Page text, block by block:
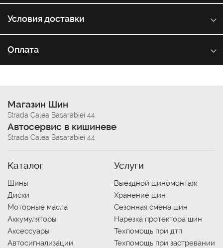
Условия доставки
Оплата
Магазин Шин
Strada Calea Basarabiei 44
Автосервис в кишиневе
Strada Calea Basarabiei 44
Каталог
Шины
Диски
Моторные масла
Аккумуляторы
Аксессуары
Автосигнализации
Услуги
Выездной шиномонтаж
Хранение шин
Сезонная смена шин
Нарезка протектора шин
Техпомощь при дтп
Техпомощь при застревании